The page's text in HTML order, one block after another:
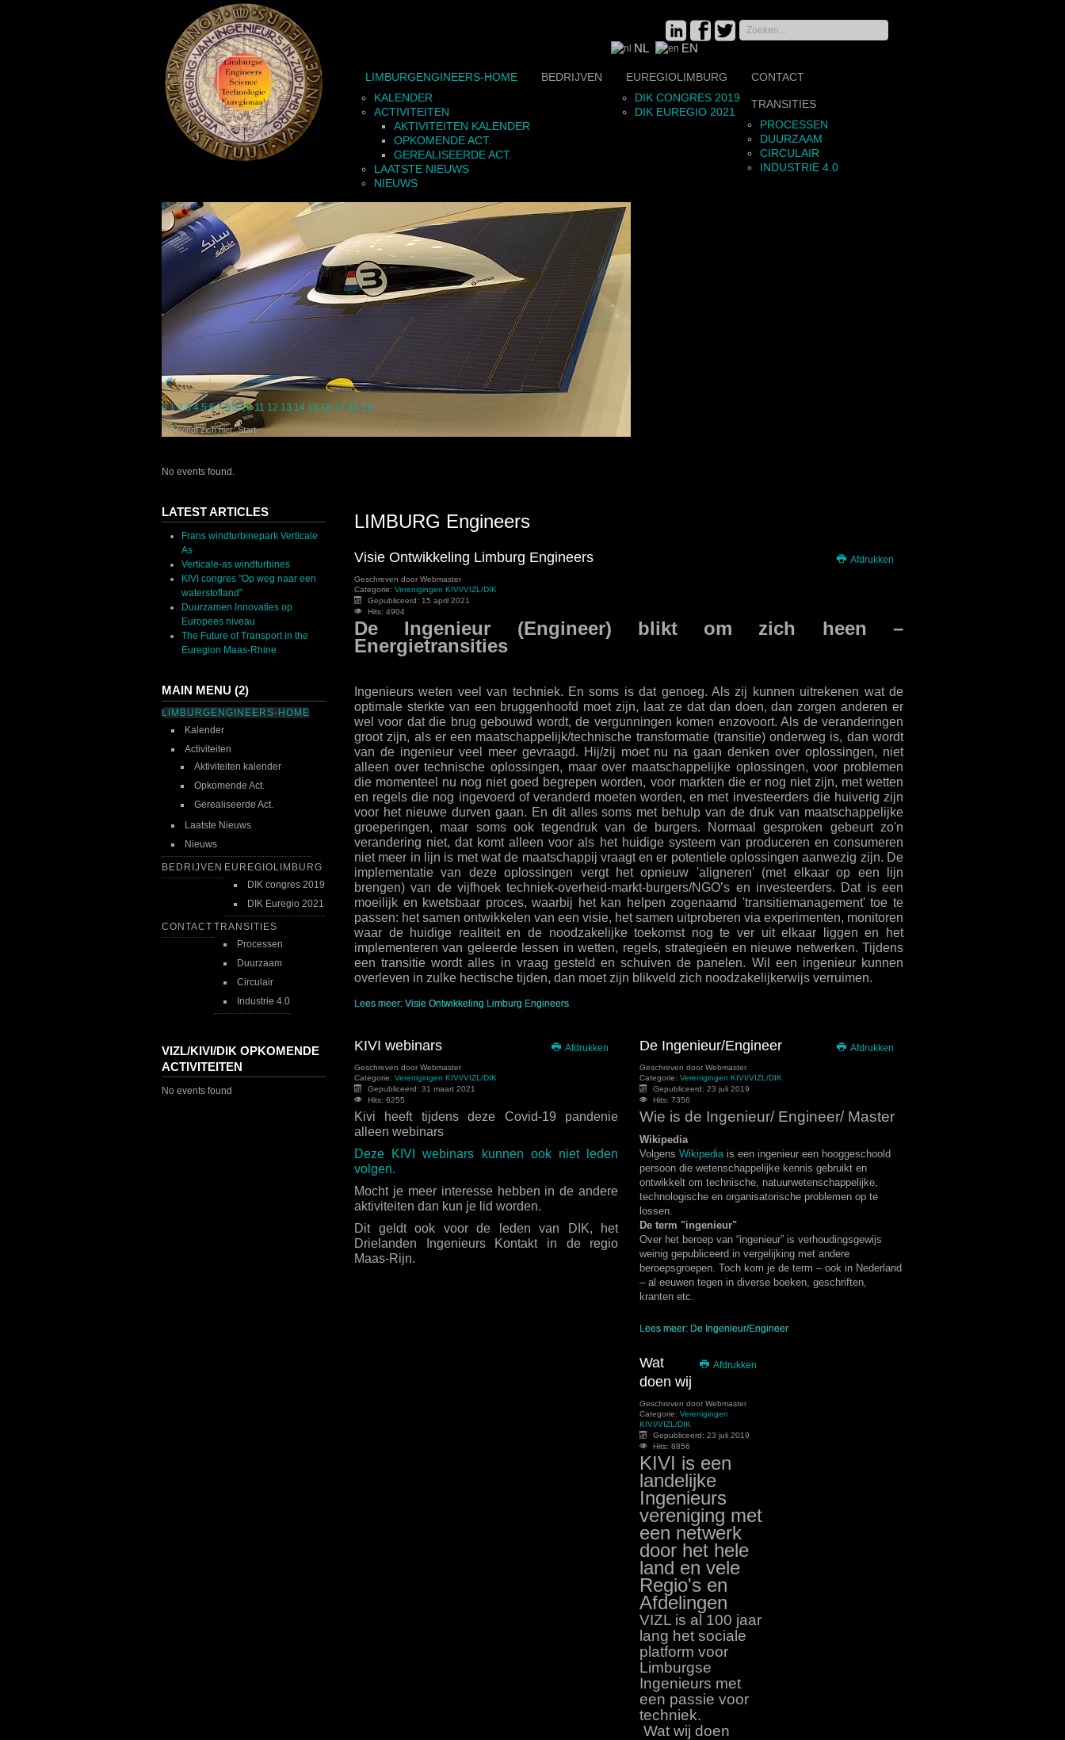
Zoeken...
NL EN
LIMBURGENGINEERS-HOME
KALENDER
ACTIVITEITEN
AKTIVITEITEN KALENDER
OPKOMENDE ACT.
GEREALISEERDE ACT.
LAATSTE NIEUWS
NIEUWS
BEDRIJVEN
EUREGIOLIMBURG
DIK CONGRES 2019
DIK EUREGIO 2021
CONTACT
TRANSITIES
PROCESSEN
DUURZAAM
CIRCULAIR
INDUSTRIE 4.0
01234567891011 12 13 14 15 16 17 18 19
U bevindt zich hier:Start
No events found.
LATEST ARTICLES
Frans windturbinepark Verticale
As
Verticale-as windturbines
KIVI congres "Op weg naar een
waterstofland"
Duurzamen Innovaties op
Europees niveau
The Future of Transport in the
Euregion Maas-Rhine
MAIN MENU (2)
LIMBURGENGINEERS-HOME
Kalender
Activiteiten
Aktiviteiten kalender
Opkomende Act.
Gerealiseerde Act.
Laatste Nieuws
Nieuws
BEDRIJVEN EUREGIOLIMBURG
DIK congres 2019
DIK Euregio 2021
CONTACT TRANSITIES
Processen
Duurzaam
Circulair
Industrie 4.0
VIZL/KIVI/DIK OPKOMENDE
ACTIVITEITEN
No events found
LIMBURG Engineers
Afdrukken
Visie Ontwikkeling Limburg Engineers
Geschreven door Webmaster
Categorie: Verenigingen KIVI/VIZL/DIK
Gepubliceerd: 15 april 2021
Hits: 4904
De Ingenieur (Engineer) blikt om zich heen –
Energietransities
Ingenieurs weten veel van techniek. En soms is dat genoeg. Als zij kunnen uitrekenen wat de
optimale sterkte van een bruggenhoofd moet zijn, laat ze dat dan doen, dan zorgen anderen er
wel voor dat die brug gebouwd wordt, de vergunningen komen enzovoort. Als de veranderingen
groot zijn, als er een maatschappelijk/technische transformatie (transitie) onderweg is, dan wordt
van de ingenieur veel meer gevraagd. Hij/zij moet nu na gaan denken over oplossingen, niet
alleen over technische oplossingen, maar over maatschappelijke oplossingen, voor problemen
die momenteel nu nog niet goed begrepen worden, voor markten die er nog niet zijn, met wetten
en regels die nog ingevoerd of veranderd moeten worden, en met investeerders die huiverig zijn
voor het nieuwe durven gaan. En dit alles soms met behulp van de druk van maatschappelijke
groeperingen, maar soms ook tegendruk van de burgers. Normaal gesproken gebeurt zo'n
verandering niet, dat komt alleen voor als het huidige systeem van produceren en consumeren
niet meer in lijn is met wat de maatschappij vraagt en er potentiele oplossingen aanwezig zijn. De
implementatie van deze oplossingen vergt het opnieuw 'aligneren' (met elkaar op een lijn
brengen) van de vijfhoek techniek-overheid-markt-burgers/NGO’s en investeerders. Dat is een
moeilijk en kwetsbaar proces, waarbij het kan helpen zogenaamd 'transitiemanagement' toe te
passen: het samen ontwikkelen van een visie, het samen uitproberen via experimenten, monitoren
waar de huidige realiteit en de noodzakelijke toekomst nog te ver uit elkaar liggen en het
implementeren van geleerde lessen in wetten, regels, strategieën en nieuwe netwerken. Tijdens
een transitie wordt alles in vraag gesteld en schuiven de panelen. Wil een ingenieur kunnen
overleven in zulke hectische tijden, dan moet zijn blikveld zich noodzakelijkerwijs verruimen.
Lees meer: Visie Ontwikkeling Limburg Engineers
Afdrukken
KIVI webinars
Geschreven door Webmaster
Categorie: Verenigingen KIVI/VIZL/DIK
Gepubliceerd: 31 maart 2021
Hits: 6255
Kivi heeft tijdens deze Covid-19 pandenie
alleen webinars
Deze KIVI webinars kunnen ook niet leden
volgen.
Mocht je meer interesse hebben in de andere
aktiviteiten dan kun je lid worden.
Dit geldt ook voor de leden van DIK, het
Drielanden Ingenieurs Kontakt in de regio
Maas-Rijn.
Afdrukken
De Ingenieur/Engineer
Geschreven door Webmaster
Categorie: Verenigingen KIVI/VIZL/DIK
Gepubliceerd: 23 juli 2019
Hits: 7356
Wie is de Ingenieur/ Engineer/ Master
Wikipedia
Volgens Wikipediais een ingenieur een hooggeschoold
persoon die wetenschappelijke kennis gebruikt en
ontwikkelt om technische, natuurwetenschappelijke,
technologische en organisatorische problemen op te
lossen.
De term "ingenieur"
Over het beroep van “ingenieur” is verhoudingsgewijs
weinig gepubliceerd in vergelijking met andere
beroepsgroepen. Toch kom je de term – ook in Nederland
– al eeuwen tegen in diverse boeken, geschriften,
kranten etc.
Lees meer: De Ingenieur/Engineer
Afdrukken
Wat
doen wij
Geschreven door Webmaster
Categorie: Verenigingen
KIVI/VIZL/DIK
Gepubliceerd: 23 juli 2019
Hits: 8856
KIVI is een
landelijke
Ingenieurs
vereniging met
een netwerk
door het hele
land en vele
Regio's en
Afdelingen
VIZL is al 100 jaar
lang het sociale
platform voor
Limburgse
Ingenieurs met
een passie voor
techniek.
Wat wij doen